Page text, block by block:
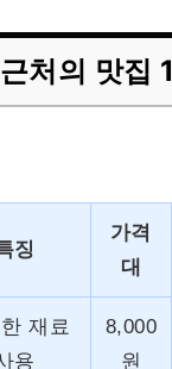
처의 맛집 1
징
가격
대
재료
용
8,000
원